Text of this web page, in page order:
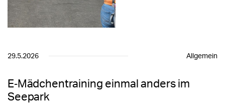
29.5.2026 Allgemein
E‑Mädchentraining einmal anders im
Seepark